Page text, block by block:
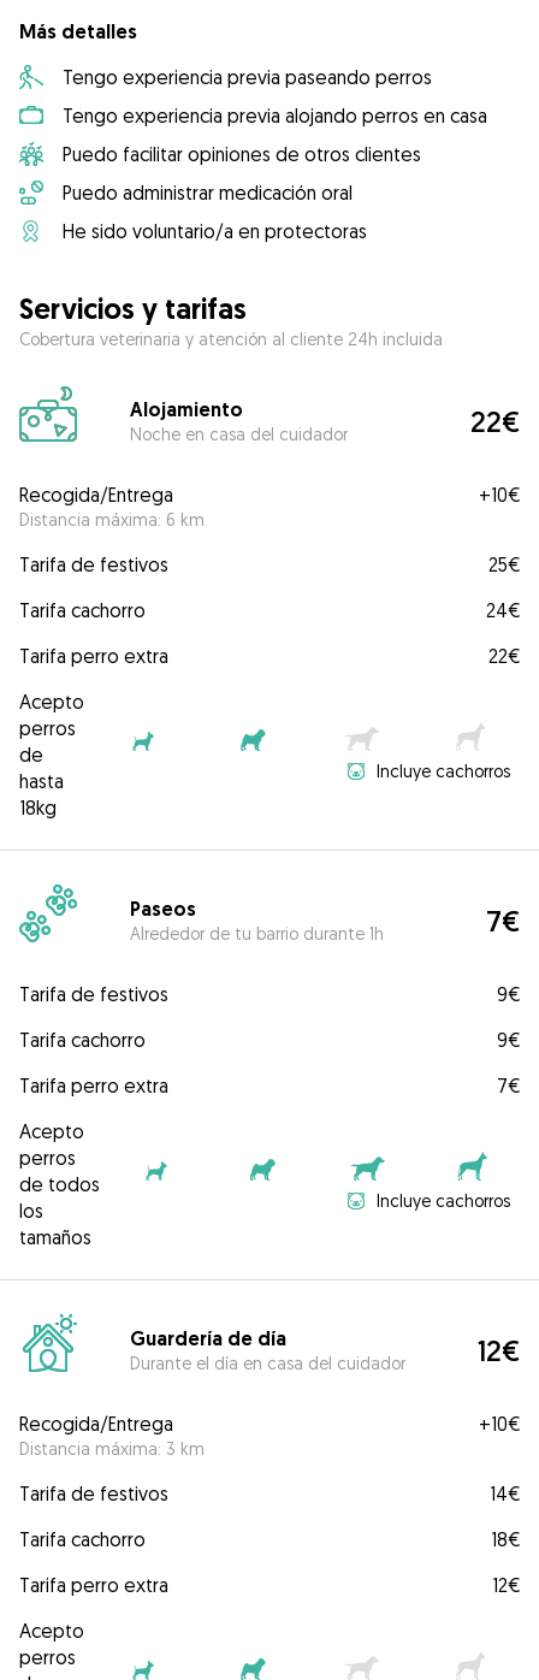
Más detalles
Tengo experiencia previa paseando perros
Tengo experiencia previa alojando perros en casa
Puedo facilitar opiniones de otros clientes
Puedo administrar medicación oral
He sido voluntario/a en protectoras
Servicios y tarifas
Cobertura veterinaria y atención al cliente 24h incluida
Alojamiento
Noche en casa del cuidador 22€
Recogida/Entrega
Distancia máxima: 6 km
+10€
Tarifa de festivos
25€
Tarifa cachorro
24€
Tarifa perro extra
22€
Acepto
perros
de
hasta
18kg
Incluye cachorros
Paseos
Alrededor de tu barrio durante 1h 7€
Tarifa de festivos
9€
Tarifa cachorro
9€
Tarifa perro extra
7€
Acepto
perros
de todos
los
tamaños
Incluye cachorros
Guardería de día
Durante el día en casa del cuidador 12€
Recogida/Entrega
Distancia máxima: 3 km
+10€
Tarifa de festivos
14€
Tarifa cachorro
18€
Tarifa perro extra
12€
Acepto
perros